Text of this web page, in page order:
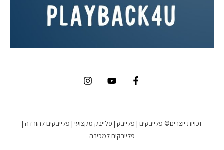
זכויות יוצרים© פלייבקים | פלייבק | פלייבק מקצועי | פלייבקים להורדה |
פלייבקים למכירה